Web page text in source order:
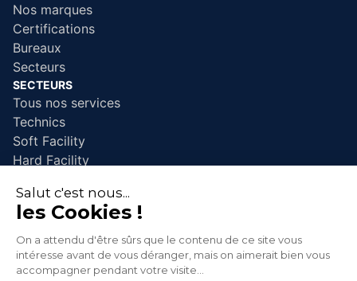
Nos marques
Certifications
Bureaux
Secteurs
SECTEURS
Tous nos services
Technics
Soft Facility
Hard Facility
Maintenance industrielle
Nettoyage industriel
Nettoyage événementiel
Intervention après sinistre
Espaces Verts